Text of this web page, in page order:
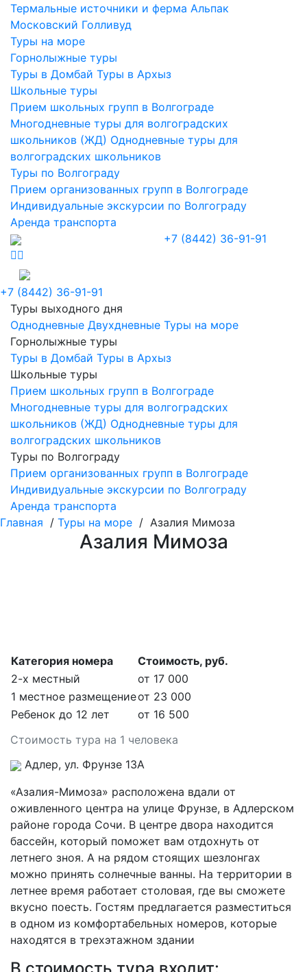
Термальные источники и ферма Альпак
Московский Голливуд
Туры на море
Горнолыжные туры
Туры в Домбай Туры в Архыз
Школьные туры
Прием школьных групп в Волгограде
Многодневные туры для волгоградских
школьников (ЖД) Однодневные туры для
волгоградских школьников
Туры по Волгограду
Прием организованных групп в Волгограде
Индивидуальные экскурсии по Волгограду
Аренда транспорта
+7 (8442) 36-91-91
+7 (8442) 36-91-91
Туры выходного дня
Однодневные Двухдневные Туры на море
Горнолыжные туры
Туры в Домбай Туры в Архыз
Школьные туры
Прием школьных групп в Волгограде
Многодневные туры для волгоградских
школьников (ЖД) Однодневные туры для
волгоградских школьников
Туры по Волгограду
Прием организованных групп в Волгограде
Индивидуальные экскурсии по Волгограду
Аренда транспорта
Главная / Туры на море / Азалия Мимоза
Азалия Мимоза
Стоимость тура на 1 человека
Категория номера
Стоимость, руб.
2-х местный
от 17 000
1 местное размещениеот 23 000
Ребенок до 12 лет
от 16 500
Адлер, ул. Фрунзе 13А
«Азалия-Мимоза» расположена вдали от
оживленного центра на улице Фрунзе, в Адлерском
районе города Сочи. В центре двора находится
бассейн, который поможет вам отдохнуть от
летнего зноя. А на рядом стоящих шезлонгах
можно принять солнечные ванны. На территории в
летнее время работает столовая, где вы сможете
вкусно поесть. Гостям предлагается разместиться
в одном из комфортабельных номеров, которые
находятся в трехэтажном здании